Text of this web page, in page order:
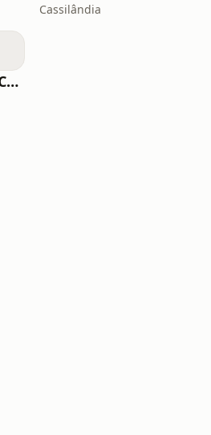
Cassilândia
Web Radio Central Cassilandia Gospel